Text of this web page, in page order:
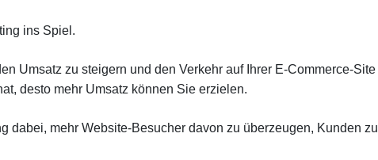
ins Spiel.
Umsatz zu steigern und den Verkehr auf Ihrer E-Commerce-Site
desto mehr Umsatz können Sie erzielen.
dabei, mehr Website-Besucher davon zu überzeugen, Kunden zu